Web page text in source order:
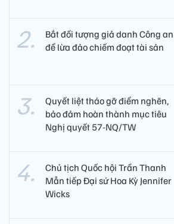
Bắt đối tượng giả danh Công an
để lừa đảo chiếm đoạt tài sản
Quyết liệt tháo gỡ điểm nghẽn,
bảo đảm hoàn thành mục tiêu
Nghị quyết 57-NQ/TW
Chủ tịch Quốc hội Trần Thanh
Mẫn tiếp Đại sứ Hoa Kỳ Jennifer
Wicks